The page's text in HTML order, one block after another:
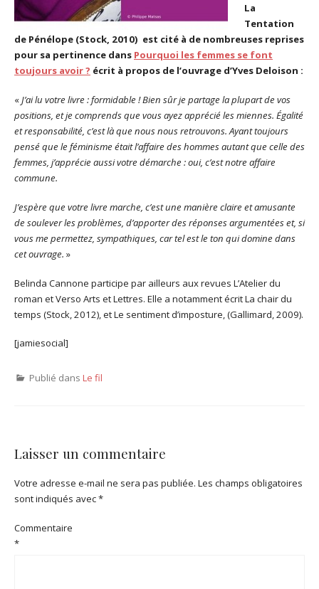
La
Tentation
de Pénélope (Stock, 2010) est cité à de nombreuses reprises
pour sa pertinence dans Pourquoi les femmes se font
toujours avoir ? écrit à propos de l’ouvrage d’Yves Deloison :
«J’ai lu votre livre : formidable ! Bien sûr je partage la plupart de vos
positions, et je comprends que vous ayez apprécié les miennes. Égalité
et responsabilité, c’est là que nous nous retrouvons. Ayant toujours
pensé que le féminisme était l’affaire des hommes autant que celle des
femmes, j’apprécie aussi votre démarche : oui, c’est notre affaire
commune.
J’espère que votre livre marche, c’est une manière claire et amusante
de soulever les problèmes, d’apporter des réponses argumentées et, si
vous me permettez, sympathiques, car tel est le ton qui domine dans
cet ouvrage. »
Belinda Cannone participe par ailleurs aux revues L’Atelier du
roman et Verso Arts et Lettres. Elle a notamment écrit La chair du
temps (Stock, 2012), et Le sentiment d’imposture, (Gallimard, 2009).
[jamiesocial]
Publié dans Le fil
Laisser un commentaire
Votre adresse e-mail ne sera pas publiée. Les champs obligatoires
sont indiqués avec*
Commentaire
*